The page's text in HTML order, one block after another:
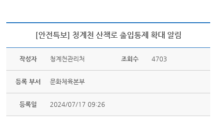
[안전특보] 청계천 산책로 출입통제 확대 알림
작성자 청계천관리처 조회수 4703
등록 부서 문화체육본부
등록일 2024/07/17 09:26